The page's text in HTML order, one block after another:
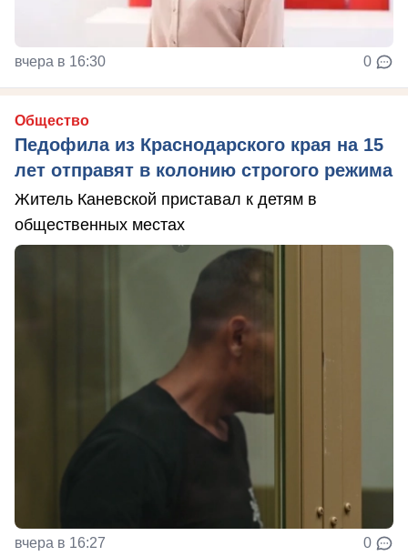
вчера в 16:30 0
Общество
Педофила из Краснодарского края на 15
лет отправят в колонию строгого режима
Житель Каневской приставал к детям в
общественных местах
вчера в 16:27 0